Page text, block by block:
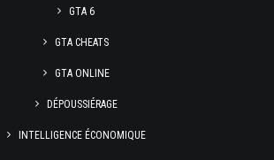
GTA 6
GTA CHEATS
GTA ONLINE
DÉPOUSSIÉRAGE
INTELLIGENCE ÉCONOMIQUE